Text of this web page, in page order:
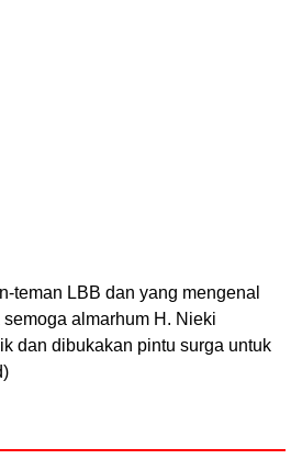
teman LBB dan yang mengenal
almarhum H. Nieki
dan dibukakan pintu surga untuk